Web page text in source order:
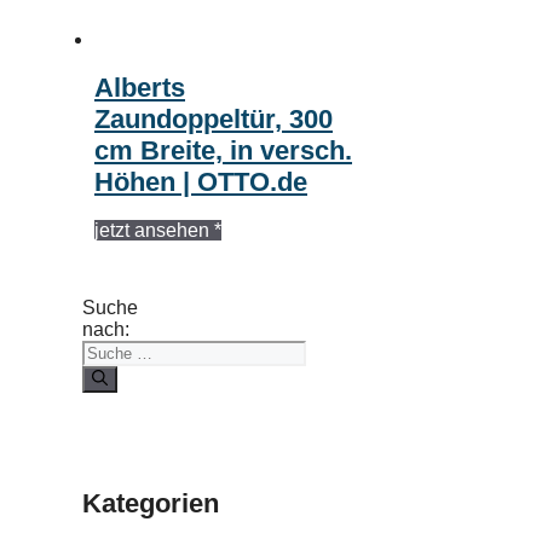
Alberts
Zaundoppeltür, 300
cm Breite, in versch.
Höhen | OTTO.de
jetzt ansehen *
Suche
nach:
Kategorien